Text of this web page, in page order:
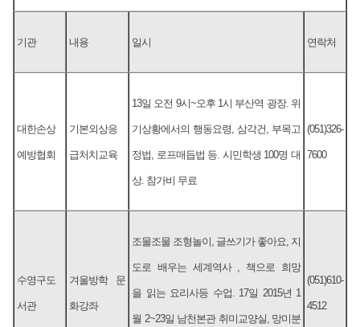
기관 내용 일시 연락처
대한손상
예방협회
기본외상응
급처치교육
13일 오전 9시~오후 1시 부산역 광장. 위
기상황에서의 행동요령, 삼각건, 부목고
정법, 로프매듭법 등. 시민학생 100명 대
상. 참가비 무료
(051)326-
7600
수영구도
서관
겨울방학 문
화강좌
조물조물 조형놀이, 글쓰기가 좋아요, 지
도로 배우는 세계역사 , 책으로 희망
을 읽는 요리사등 수업. 17일 2015년 1
월 2~23일 남천본관 취미교양실, 망미분
(051)610-
4512